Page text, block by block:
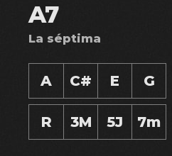
A7
La séptima
A C# E G
R 3M 5J 7m